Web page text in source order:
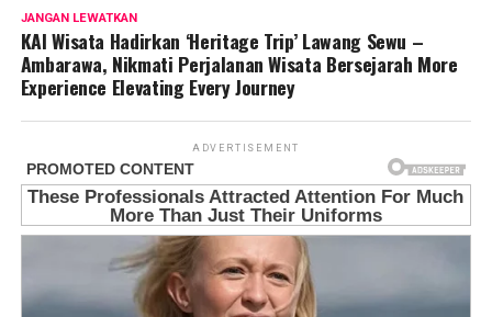
JANGAN LEWATKAN
KAI Wisata Hadirkan ‘Heritage Trip’ Lawang Sewu –
Ambarawa, Nikmati Perjalanan Wisata Bersejarah More
Experience Elevating Every Journey
ADVERTISEMENT